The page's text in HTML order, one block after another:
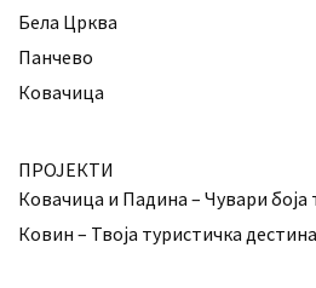
Бела Црква
Панчево
Ковачица
ПРОЈЕКТИ
Ковачица и Падина – Чувари боја
Ковин – Твоја туристичка